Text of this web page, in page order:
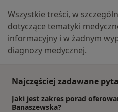
Wszystkie treści, w
dotyczące tematyki
informacyjny i w żadnym
diagnozy medycznej.
Najczęściej zadawane
Jaki jest zakres porad
Banaszewska?